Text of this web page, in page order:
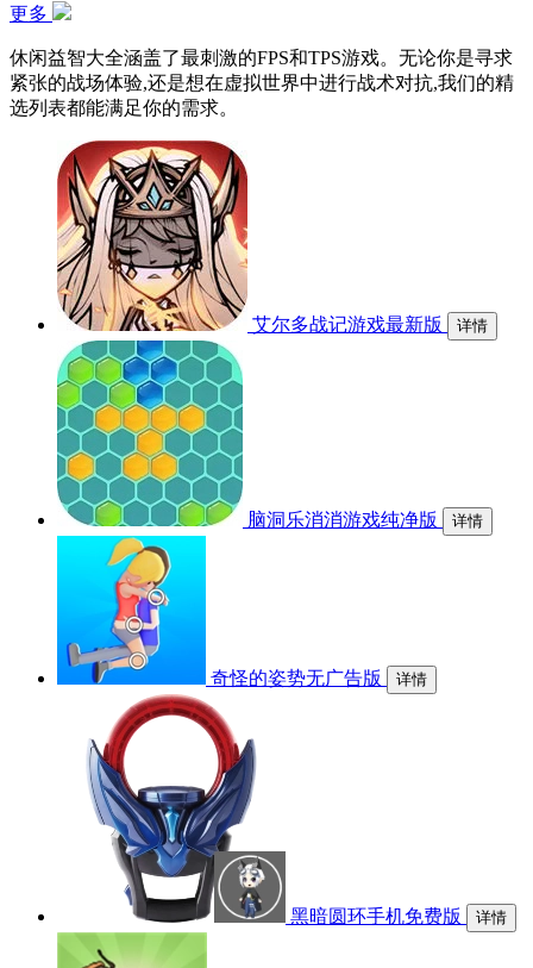
更多
休闲益智大全涵盖了最刺激的FPS和TPS游戏。无论你是寻求
紧张的战场体验,还是想在虚拟世界中进行战术对抗,我们的精
选列表都能满足你的需求。
艾尔多战记游戏最新版 详情
脑洞乐消消游戏纯净版 详情
奇怪的姿势无广告版 详情
黑暗圆环手机免费版 详情